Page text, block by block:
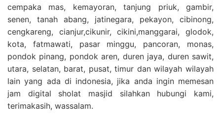
cempaka mas, kemayoran, tanjung priuk, gambir,
senen, tanah abang, jatinegara, pekayon, cibinong,
cengkareng, cianjur,cikunir, cikini,manggarai, glodok,
kota, fatmawati, pasar minggu, pancoran, monas,
pondok pinang, pondok aren, duren jaya, duren sawit,
utara, selatan, barat, pusat, timur dan wilayah wilayah
lain yang ada di indonesia, jika anda ingin memesan
jam digital sholat masjid silahkan hubungi kami,
terimakasih, wassalam.